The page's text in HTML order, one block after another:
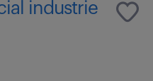
industrie